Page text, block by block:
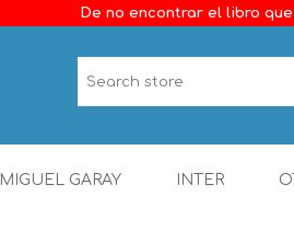
De no encontrar el libro
MIGUEL GARAY INTER